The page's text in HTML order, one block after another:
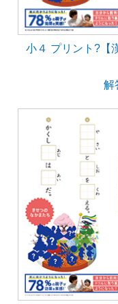
小４ プリント?【
解